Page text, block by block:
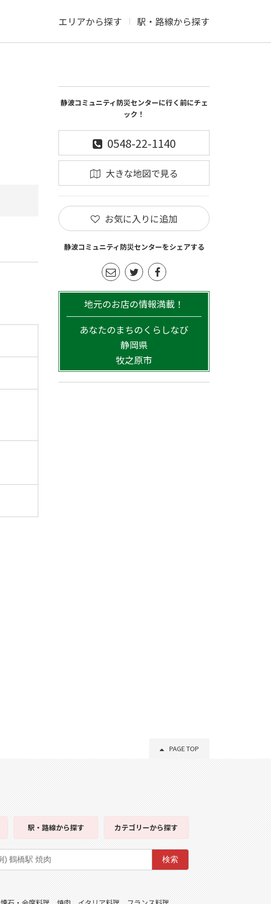
エリアから探す 駅・路線から探す
静波コミュニティ防災センターに行く前にチェ
ック！
0548-22-1140
大きな地図で見る
お気に入りに追加
静波コミュニティ防災センターをシェアする
地元のお店の情報満載！
あなたのまちのくらしなび
静岡県
牧之原市
PAGE TOP
駅・路線から探す カテゴリーから探す
検索